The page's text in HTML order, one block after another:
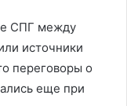
СПГ между
источники
переговоры о
еще при